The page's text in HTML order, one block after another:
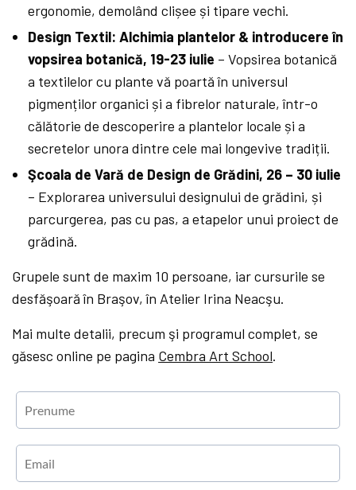
ergonomie, demolând clișee și tipare vechi.
Design Textil: Alchimia plantelor & introducere în
vopsirea botanică, 19-23 iulie – Vopsirea botanică
a textilelor cu plante vă poartă în universul
pigmenților organici și a fibrelor naturale, într-o
călătorie de descoperire a plantelor locale și a
secretelor unora dintre cele mai longevive tradiții.
Şcoala de Vară de Design de Grădini, 26 – 30 iulie
– Explorarea universului designului de grădini, și
parcurgerea, pas cu pas, a etapelor unui proiect de
grădină.
Grupele sunt de maxim 10 persoane, iar cursurile se
desfăşoară în Braşov, în Atelier Irina Neacşu.
Mai multe detalii, precum şi programul complet, se
găsesc online pe pagina Cembra Art School.